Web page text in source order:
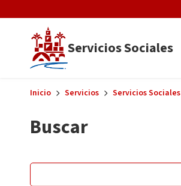
Servicios Sociales
Inicio Servicios Servicios Sociales
Buscar